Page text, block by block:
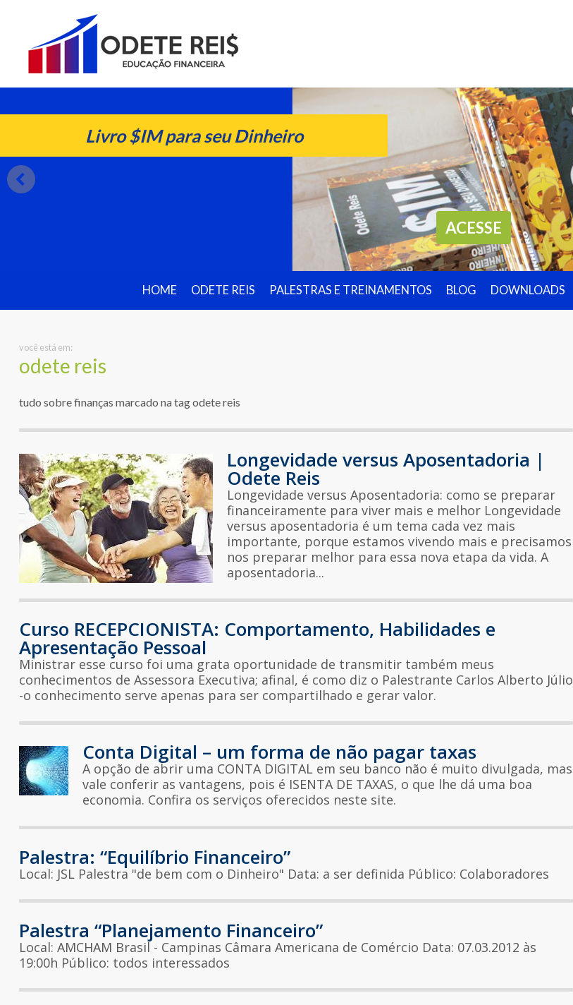
Livro $IM para seu Dinheiro
ACESSE
HOME ODETE REIS PALESTRAS E TREINAMENTOS BLOG DOWNLOADS
você está em:
odete reis
tudo sobre finanças marcado na tag odete reis
Longevidade versus Aposentadoria |
Odete Reis
Longevidade versus Aposentadoria: como se preparar
financeiramente para viver mais e melhor Longevidade
versus aposentadoria é um tema cada vez mais
importante, porque estamos vivendo mais e precisamos
nos preparar melhor para essa nova etapa da vida. A
aposentadoria...
Curso RECEPCIONISTA: Comportamento, Habilidades e
Apresentação Pessoal
Ministrar esse curso foi uma grata oportunidade de transmitir também meus
conhecimentos de Assessora Executiva; afinal, é como diz o Palestrante Carlos Alberto Júlio
-o conhecimento serve apenas para ser compartilhado e gerar valor.
Conta Digital – um forma de não pagar taxas
A opção de abrir uma CONTA DIGITAL em seu banco não é muito divulgada, mas
vale conferir as vantagens, pois é ISENTA DE TAXAS, o que lhe dá uma boa
economia. Confira os serviços oferecidos neste site.
Palestra: “Equilíbrio Financeiro”
Local: JSL Palestra "de bem com o Dinheiro" Data: a ser definida Público: Colaboradores
Palestra “Planejamento Financeiro”
Local: AMCHAM Brasil - Campinas Câmara Americana de Comércio Data: 07.03.2012 às
19:00h Público: todos interessados